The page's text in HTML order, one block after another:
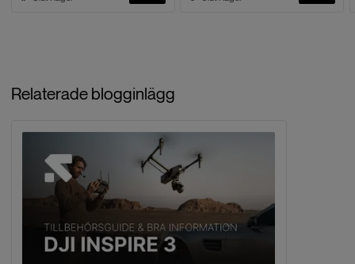
Relaterade blogginlägg